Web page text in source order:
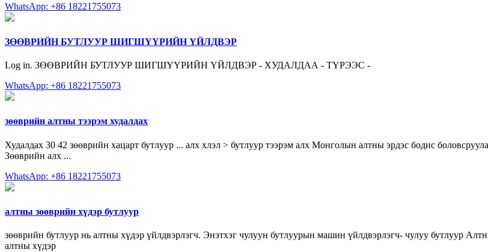
WhatsApp: +86 18221755073
ЗӨӨВРИЙН БУТЛУУР ШИГШҮҮРИЙН ҮЙЛДВЭР
Log in. ЗӨӨВРИЙН БУТЛУУР ШИГШҮҮРИЙН ҮЙЛДВЭР - ХУДАЛДАА - ТҮРЭЭС -
WhatsApp: +86 18221755073
зөөврийн алтны тээрэм худалдах
Худалдах 30 42 зөөврийн хацарт бутлуур ... алх хлэл > бутлуур тээрэм алх Монголын алтны эрдэс бодис
Зөөврийн алх ...
WhatsApp: +86 18221755073
алтны зөөврийн хүдэр бутлуур
зөөврийн бутлуур нь алтны хүдэр үйлдвэрлэгч. Энэтхэг чулуун бутлуурын машин үйлдвэрлэгч- чулуу бутлуур
алтны хүдэр